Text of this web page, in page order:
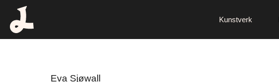
Kunstverk
Eva Sjøwall